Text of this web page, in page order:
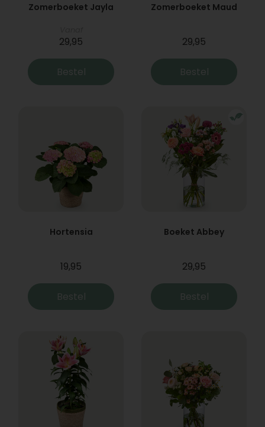
Zomerboeket Jayla
29,95
Bestel
Zomerboeket Maud
29,95
Bestel
Hortensia
19,95
Bestel
Boeket Abbey
29,95
Bestel